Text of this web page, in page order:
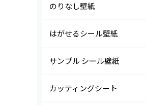
のりなし壁紙
はがせるシール壁紙
サンプル シール壁紙
カッティングシート